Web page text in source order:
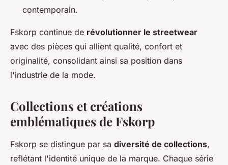
contemporain.
Fskorp continue de révolutionner le streetwear
avec des pièces qui allient qualité, confort et
originalité, consolidant ainsi sa position dans
l'industrie de la mode.
Collections et créations
emblématiques de Fskorp
Fskorp se distingue par sa diversité de collections,
reflétant l'identité unique de la marque. Chaque série